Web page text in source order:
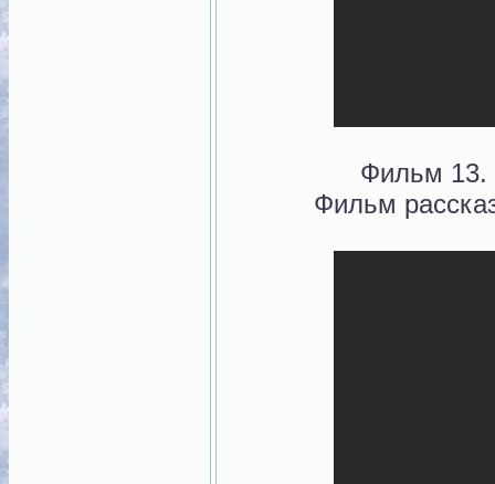
Фильм 13.
Фильм